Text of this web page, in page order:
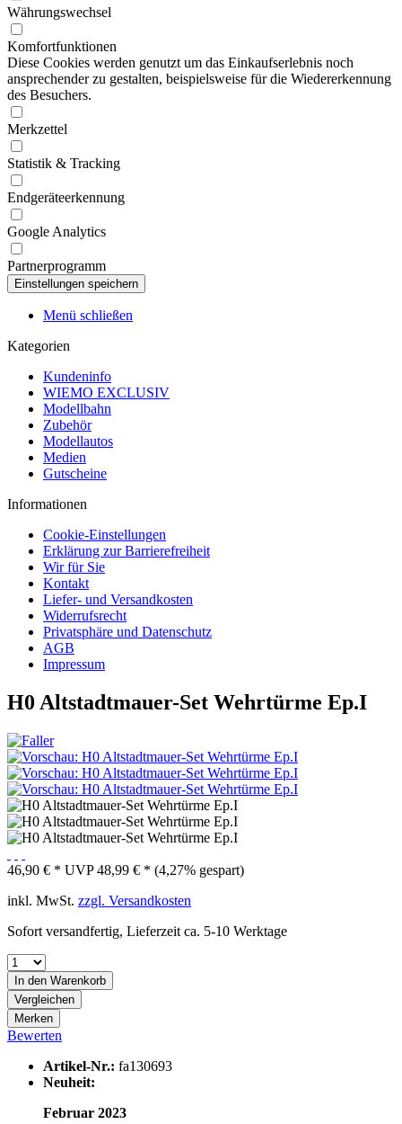
Währungswechsel
Komfortfunktionen
Diese Cookies werden genutzt um das Einkaufserlebnis noch
ansprechender zu gestalten, beispielsweise für die Wiedererkennung
des Besuchers.
Merkzettel
Statistik & Tracking
Endgeräteerkennung
Google Analytics
Partnerprogramm
Menü schließen
Kategorien
Kundeninfo
WIEMO EXCLUSIV
Modellbahn
Zubehör
Modellautos
Medien
Gutscheine
Informationen
Cookie-Einstellungen
Erklärung zur Barrierefreiheit
Wir für Sie
Kontakt
Liefer- und Versandkosten
Widerrufsrecht
Privatsphäre und Datenschutz
AGB
Impressum
H0 Altstadtmauer-Set Wehrtürme Ep.I
46,90 € * UVP48,99 € * (4,27% gespart)
inkl. MwSt. zzgl. Versandkosten
Sofort versandfertig, Lieferzeit ca. 5-10 Werktage
In den Warenkorb
Vergleichen
Merken
Bewerten
Artikel-Nr.: fa130693
Neuheit:
Februar 2023